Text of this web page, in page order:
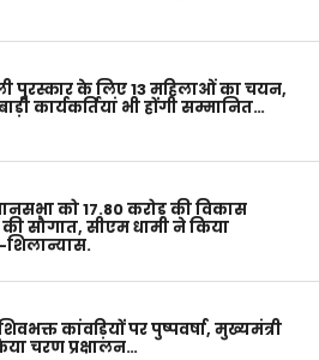
पुरस्कार के लिए 13 महिलाओं का चयन,
कार्यकर्तियां भी होंगी सम्मानित…
को 17.80 करोड़ की विकास
सौगात, सीएम धामी ने किया
शिलान्यास.
शिवभक्त कांवड़ियों पर पुष्पवर्षा, मुख्यमंत्री
चरण प्रक्षालन…